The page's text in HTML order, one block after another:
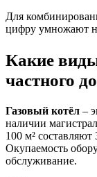
Для
цифру умножают
Какие
частного
Газовый котёл –
наличии
100 м²
Окупаемость
обслуживание.